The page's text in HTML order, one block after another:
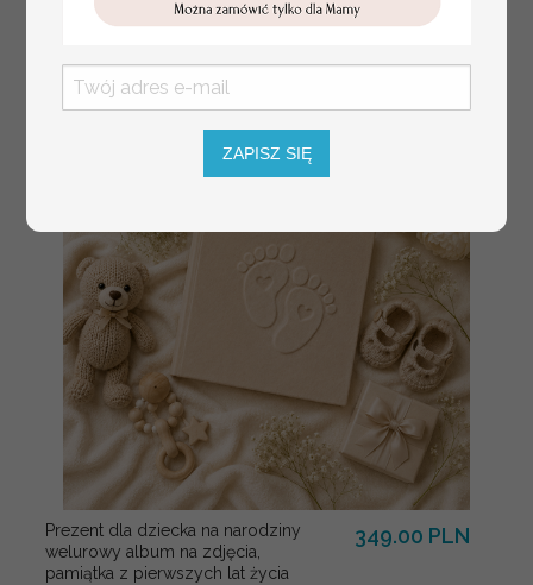
złote winietki na komunię, winietka
winietki z naturalnym kłosem
4.50 PLN
Prezent dla dziecka na narodziny
welurowy album na zdjęcia,
pamiątka z pierwszych lat życia
349.00 PLN
ZAPISZ SIĘ